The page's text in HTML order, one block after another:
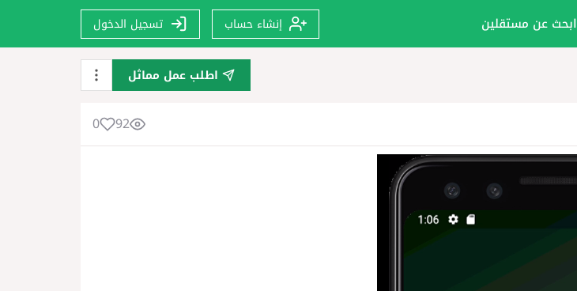
ابحث عن مستقلين إنشاء حساب تسجيل الدخول
اطلب عمل مماثل
92
0